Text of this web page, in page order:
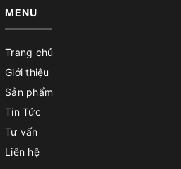
MENU
Trang chủ
Giới thiệu
Sản phẩm
Tin Tức
Tư vấn
Liên hệ